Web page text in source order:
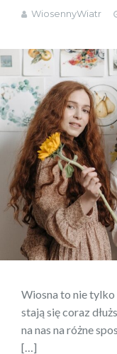
WiosennyWiatr
Wiosna to nie
stają się coraz
na nas na różne
[…]